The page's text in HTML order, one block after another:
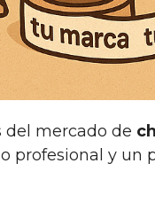
del mercado de
profesional y un